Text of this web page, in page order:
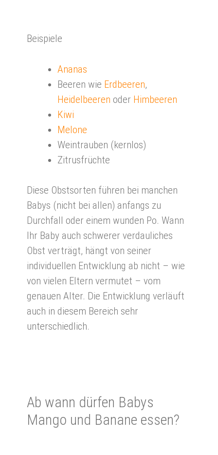
Beispiele
Ananas
Beeren wie Erdbeeren,
Heidelbeeren oder Himbeeren
Kiwi
Melone
Weintrauben (kernlos)
Zitrusfrüchte
Diese Obstsorten führen bei manchen
Babys (nicht bei allen) anfangs zu
Durchfall oder einem wunden Po. Wann
Ihr Baby auch schwerer verdauliches
Obst verträgt, hängt von seiner
individuellen Entwicklung ab nicht – wie
von vielen Eltern vermutet – vom
genauen Alter. Die Entwicklung verläuft
auch in diesem Bereich sehr
unterschiedlich.
Ab wann dür­fen Babys
Mango und Ba­na­ne es­sen?